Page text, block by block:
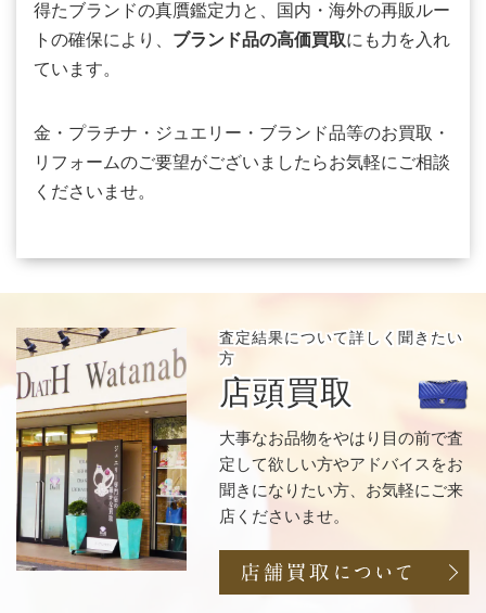
得たブランドの真贋鑑定力と、国内・海外の再販ルー
トの確保により、 ブランド品の高価買取にも力を入れ
ています。
金・プラチナ・ジュエリー・ブランド品等のお買取・
リフォームのご要望がございましたらお気軽にご相談
くださいませ。
査定結果について詳しく聞きたい
方
店頭買取
大事なお品物をやはり目の前で査
定して欲しい方やアドバイスをお
聞きになりたい方、お気軽にご来
店くださいませ。